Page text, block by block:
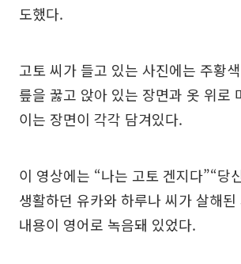
도했다.
고토 씨가 들고 있는 사진에는 주황
릎을 꿇고 앉아 있는 장면과 옷 위로
이는 장면이 각각 담겨있다.
이 영상에는 “나는 고토 겐지다”“당
생활하던 유카와 하루나 씨가 살해
내용이 영어로 녹음돼 있었다.